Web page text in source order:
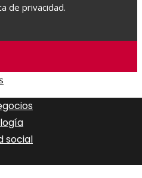
de privacidad.
social